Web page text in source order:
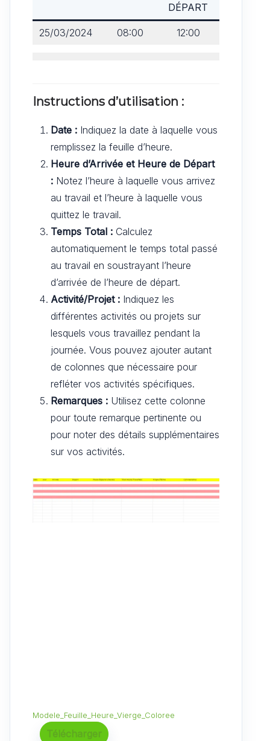
DÉPART
25/03/2024 08:00 12:00
Instructions d’utilisation :
Date : Indiquez la date à laquelle vous
remplissez la feuille d’heure.
Heure d’Arrivée et Heure de Départ
: Notez l’heure à laquelle vous arrivez
au travail et l’heure à laquelle vous
quittez le travail.
Temps Total : Calculez
automatiquement le temps total passé
au travail en soustrayant l’heure
d’arrivée de l’heure de départ.
Activité/Projet : Indiquez les
différentes activités ou projets sur
lesquels vous travaillez pendant la
journée. Vous pouvez ajouter autant
de colonnes que nécessaire pour
refléter vos activités spécifiques.
Remarques : Utilisez cette colonne
pour toute remarque pertinente ou
pour noter des détails supplémentaires
sur vos activités.
Modele_Feuille_Heure_Vierge_Coloree
Télécharger